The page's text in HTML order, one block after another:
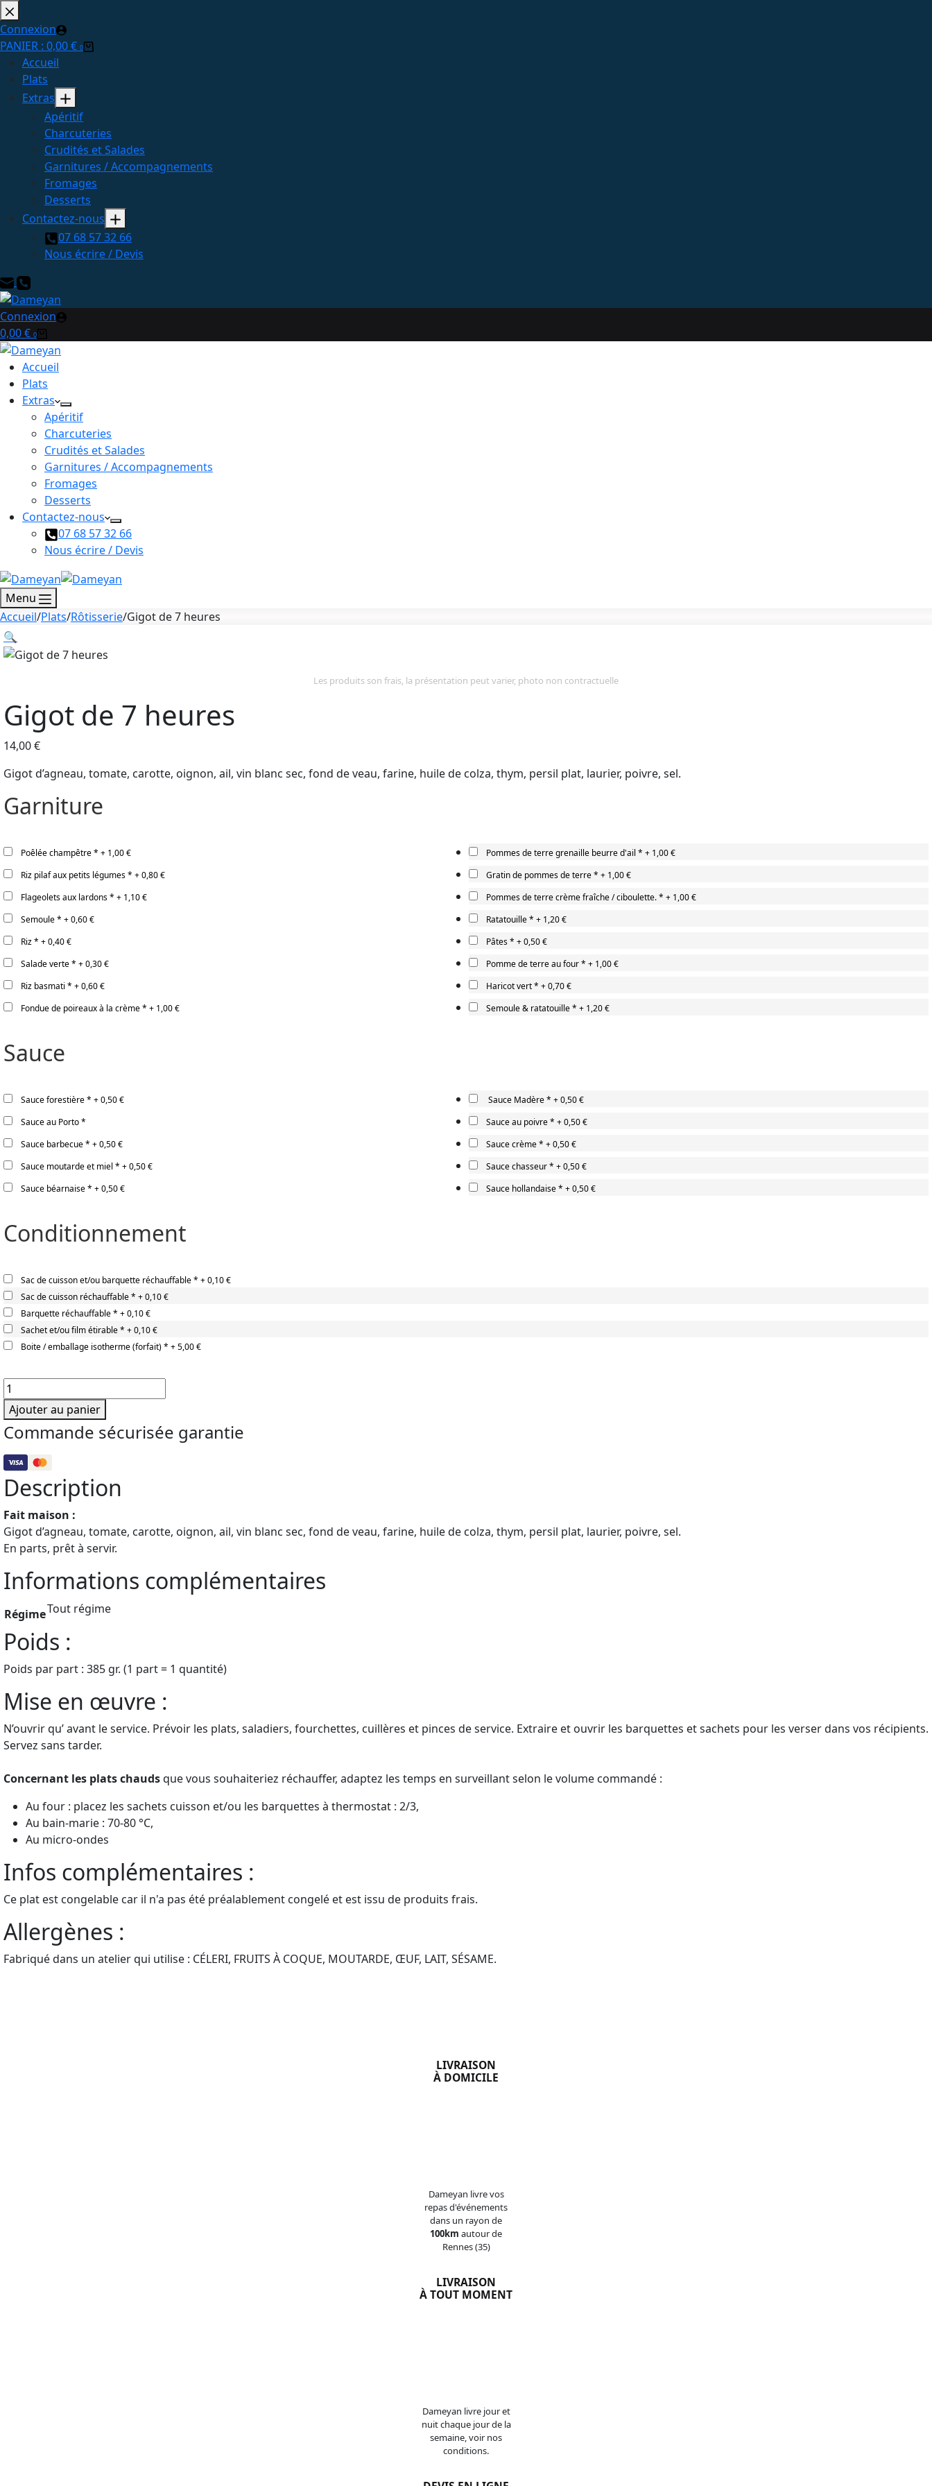
Passer
au
contenu
Connexion
PANIER : 0,00€ 0
Accueil
Plats
Extras
Apéritif
Charcuteries
Crudités et Salades
Garnitures / Accompagnements
Fromages
Desserts
Contactez-nous
07 68 57 32 66
Nous écrire / Devis
Connexion
Panier
d’achat
0,00€ 0
Accueil
Plats
Extras
Apéritif
Charcuteries
Crudités et Salades
Garnitures / Accompagnements
Fromages
Desserts
Contactez-nous
07 68 57 32 66
Nous écrire / Devis
Menu
Accueil/Plats/Rôtisserie/Gigot de 7 heures
🔍
Les produits son frais, la présentation peut varier, photo non contractuelle
Gigot de 7 heures
14,00€
Gigot d’agneau, tomate, carotte, oignon, ail, vin blanc sec, fond de veau, farine, huile de colza, thym, persil plat, laurier, poivre, sel.
Garniture
Poêlée champêtre* + 1,00 € Pommes de terre grenaille beurre d'ail * + 1,00 €
Riz pilaf aux petits légumes* +0,80 € Gratin de pommes de terre* + 1,00 €
Flageolets aux lardons* + 1,10 € Pommes de terre crème fraîche / ciboulette.* + 1,00 €
Semoule* +0,60 € Ratatouille* + 1,20 €
Riz* +0,40 € Pâtes* +0,50 €
Salade verte* +0,30 € Pomme de terre au four* + 1,00 €
Riz basmati * +0,60 € Haricot vert* +0,70 €
Fondue de poireaux à la crème* + 1,00 € Semoule & ratatouille* + 1,20 €
Sauce
Sauce forestière* +0,50 € Sauce Madère* +0,50 €
Sauce au Porto* Sauce au poivre* +0,50 €
Sauce barbecue* +0,50 € Sauce crème* +0,50 €
Sauce moutarde et miel * +0,50 € Sauce chasseur* +0,50 €
Sauce béarnaise* +0,50 € Sauce hollandaise* +0,50 €
Conditionnement
Sac de cuisson et/ou barquette réchauffable* +0,10 €
Sac de cuisson réchauffable* +0,10 €
Barquette réchauffable* +0,10 €
Sachet et/ou film étirable* +0,10 €
Boite / emballage isotherme (forfait)* +5,00 €
quantité
de
Gigot
de
7
heures
Ajouter au panier
Commande sécurisée garantie
Description
Fait maison :
Gigot d’agneau, tomate, carotte, oignon, ail, vin blanc sec, fond de veau, farine, huile de colza, thym, persil plat, laurier, poivre, sel.
En parts, prêt à servir.
Informations complémentaires
RégimeTout régime
Poids :
Poids par part : 385 gr. (1 part = 1 quantité)
Mise en œuvre :
N’ouvrir qu’ avant le service. Prévoir les plats, saladiers, fourchettes, cuillères et pinces de service. Extraire et ouvrir les barquettes et sachets pour les verser dans vos récipients.
Servez sans tarder.
Concernant les plats chaudsque vous souhaiteriez réchauffer, adaptez les temps en surveillant selon le volume commandé :
Au four : placez les sachets cuisson et/ou les barquettes à thermostat : 2/3,
Au bain-marie : 70-80 °C,
Au micro-ondes
Infos complémentaires :
Ce plat est congelable car il n'a pas été préalablement congelé et est issu de produits frais.
Allergènes :
Fabriqué dans un atelier qui utilise : CÉLERI, FRUITS À COQUE, MOUTARDE, ŒUF, LAIT, SÉSAME.
LIVRAISON
À DOMICILE
Dameyan livre vos
repas d'événements
dans un rayon de
100km autour de
Rennes (35)
LIVRAISON
À TOUT MOMENT
Dameyan livre jour et
nuit chaque jour de la
semaine, voir nos
conditions.